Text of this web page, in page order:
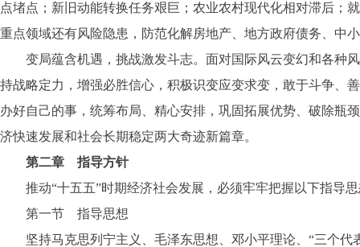
点堵点；新旧动能转换任务艰巨；农业农村现代化相对滞后；
重点领域还有风险隐患，防范化解房地产、地方政府债务、中
变局蕴含机遇，挑战激发斗志。面对国际风云变幻和各种风
持战略定力，增强必胜信心，积极识变应变求变，敢于斗争、
办好自己的事，统筹布局、精心安排，巩固拓展优势、破除瓶
济快速发展和社会长期稳定两大奇迹新篇章。
第二章 指导方针
推动“十五五”时期经济社会发展，必须牢牢把握以下指导思
第一节 指导思想
坚持马克思列宁主义、毛泽东思想、邓小平理论、“三个代